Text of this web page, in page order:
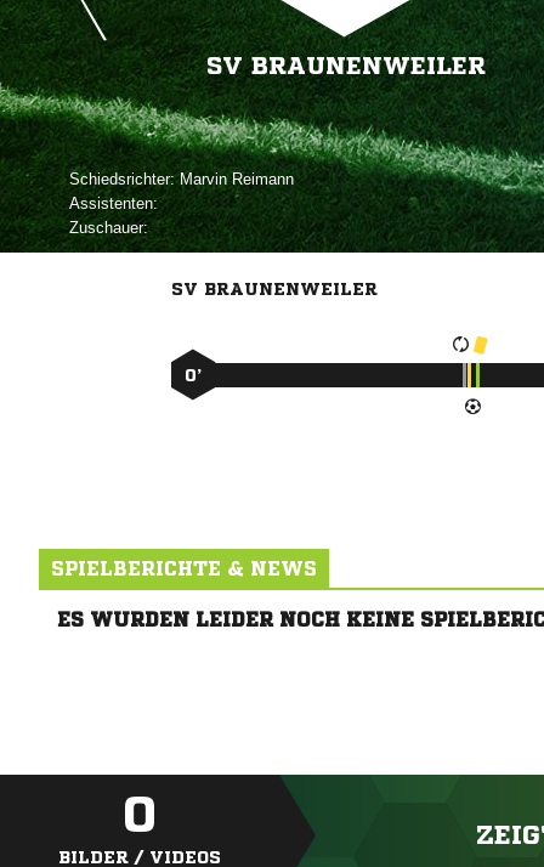
SV BRAUNENWEILER
Schiedsrichter:  
Assistenten:
Zuschauer:
SV BRAUNENWEILER
0’
SPIELBERICHTE & NEWS
ES WURDEN LEIDER NOCH KEINE
0
BILDER / VIDEOS